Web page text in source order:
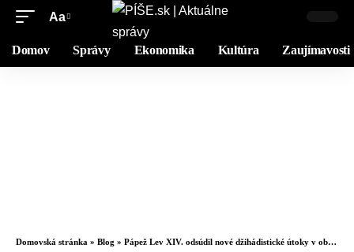
Aa
Domov Správy Ekonomika Kultúra Zaujímavosti
Domovská stránka » Blog » Pápež Lev XIV. odsúdil nové džihádistické útoky v oblasti Sahelu